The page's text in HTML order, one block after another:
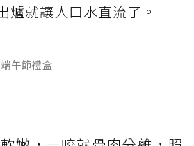
爐就讓人口水直流了。
午節禮盒